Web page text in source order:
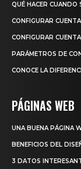
QUÉ HACER CUANDO
CONFIGURAR
CONFIGURAR
PARÁMETROS DE
CONOCE LA
PÁGINAS WEB
UNA BUENA PÁGINA
BENEFICIOS DEL
3 DATOS